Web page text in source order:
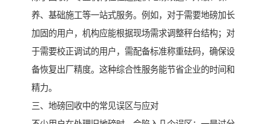
养、基础施工等一站式服务。例如，对于需要地磅加长
加固的用户，机构应能根据现场需求调整秤台结构；对
于需要校正调试的用户，需配备标准称重砝码，确保设
备恢复出厂精度。这种综合性服务能节省企业的时间和
精力。
三、地磅回收中的常见误区与应对